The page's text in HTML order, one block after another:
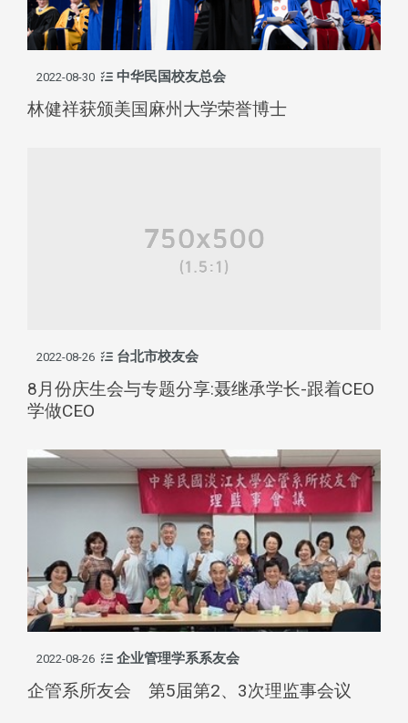
2022-08-30 中华民国校友总会
林健祥获颁美国麻州大学荣誉博士
2022-08-26 台北市校友会
8月份庆生会与专题分享:聂继承学长-跟着CEO
学做CEO
2022-08-26 企业管理学系系友会
企管系所友会 第5届第2、3次理监事会议